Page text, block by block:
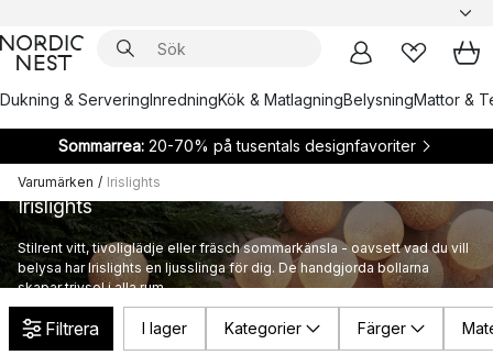
Dukning & ServeringInredningKök & MatlagningBelysningMattor &
Sommarrea:20-70% på tusentals designfavoriter
Varumärken / Irislights
Irislights
Stilrent vitt, tivoliglädje eller fräsch sommarkänsla - oavsett vad du vill
belysa har Irislights en ljusslinga för dig. De handgjorda bollarna
skapar trivsel i alla rum.
Filtrera I lager Kategorier Färger